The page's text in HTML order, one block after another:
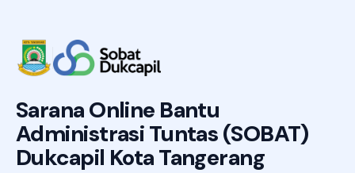
Sarana Online Bantu
Administrasi Tuntas (SOBAT)
Dukcapil Kota Tangerang